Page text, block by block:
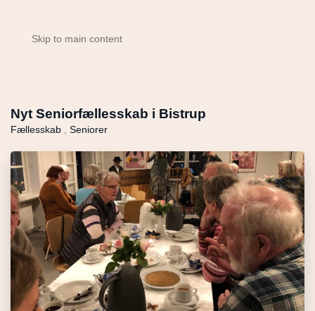
Skip to main content
Nyt Seniorfællesskab i Bistrup
Fællesskab Seniorer